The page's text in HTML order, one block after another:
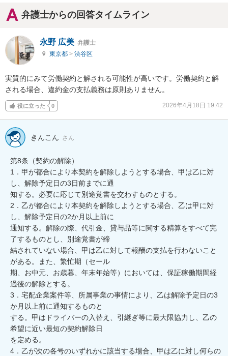
弁護士からの回答タイムライン
永野 広美 弁護士
東京都 > 渋谷区
実質的にみて労働契約と解される可能性が高いです。労働契約と解
される場合、違約金の支払義務は原則ありません。
役に立った 0 2026年4月18日 19:42
きんこん さん
第8条（契約の解除）
1．甲が都合により本契約を解除しようとする場合、甲は乙に対
し、解除予定日の3日前までに通
知する。必要に応じて別途覚書を交わすものとする。
2．乙が都合により本契約を解除しようとする場合、乙は甲に対
し、解除予定日の2か月以上前に
通知する。解除の際、代引金、貸与品等に関する精算をすべて完
了するものとし、別途覚書が締
結されていない場合、甲は乙に対して報酬の支払を行わないこと
がある。また、繁忙期（セール
期、お中元、お歳暮、年末年始等）においては、保証稼働期間経
過後の解除とする。
3．宅配企業案件等、所属事業の事情により、乙は解除予定日の3
か月以上前に通知するものと
する。甲はドライバーの入替え、引継ぎ等に最大限協力し、乙の
希望に近い最短の契約解除日
を定める。
4．乙が次の各号のいずれかに該当する場合、甲は乙に対し何らの